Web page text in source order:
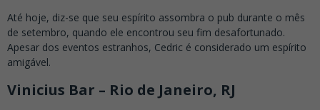
Até hoje, diz-se que seu espírito assombra o pub durante o mês
de setembro, quando ele encontrou seu fim desafortunado.
Apesar dos eventos estranhos, Cedric é considerado um espírito
amigável.
Vinicius Bar – Rio de Janeiro, RJ